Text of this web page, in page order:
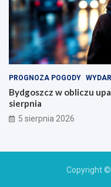
PROGNOZA POGODY
Bydgoszcz w obliczu
sierpnia
5 sierpnia 2026
Copyright